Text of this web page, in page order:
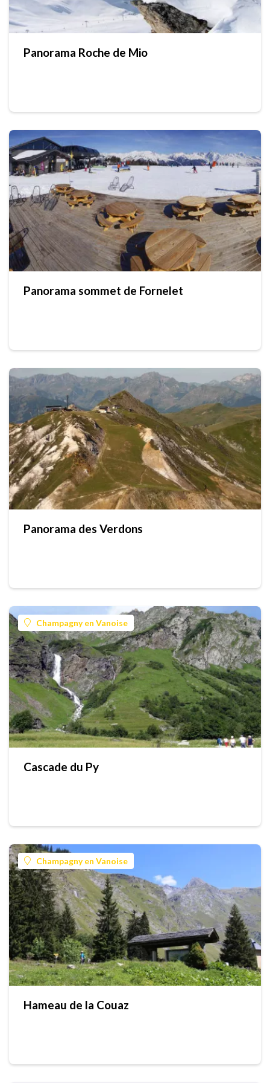
Panorama Roche de Mio
Panorama sommet de Fornelet
Panorama des Verdons
Champagny en Vanoise
Cascade du Py
Champagny en Vanoise
Hameau de la Couaz